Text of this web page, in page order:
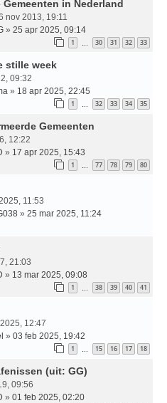
Gemeenten in Nederland
nov 2013, 19:11
» 25 apr 2025, 09:14
1 … 30 31 32 33
stille week
09:32
» 18 apr 2025, 22:45
1 … 32 33 34 35
Gemeenten
12:22
» 17 apr 2025, 15:43
1 … 77 78 79 80
11:53
» 25 mar 2025, 11:24
21:03
» 13 mar 2025, 09:08
1 … 38 39 40 41
12:47
» 03 feb 2025, 19:42
1 … 15 16 17 18
(uit: GG)
09:56
» 01 feb 2025, 02:20